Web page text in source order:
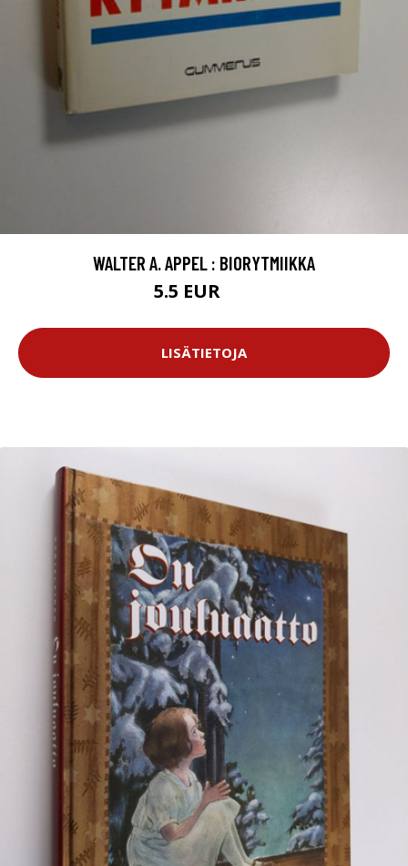
WALTER A. APPEL : BIORYTMIIKKA
5.5 EUR
LISÄTIETOJA